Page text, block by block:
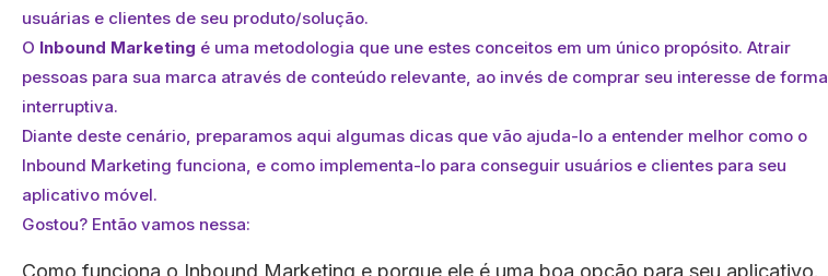
usuárias e clientes de seu produto/solução.
O Inbound Marketing é uma metodologia que une estes conceitos em um único propósito. Atrair
pessoas para sua marca através de conteúdo relevante, ao invés de comprar seu interesse de forma
interruptiva.
Diante deste cenário, preparamos aqui algumas dicas que vão ajuda-lo a entender melhor como o
Inbound Marketing funciona, e como implementa-lo para conseguir usuários e clientes para seu
aplicativo móvel.
Gostou? Então vamos nessa: